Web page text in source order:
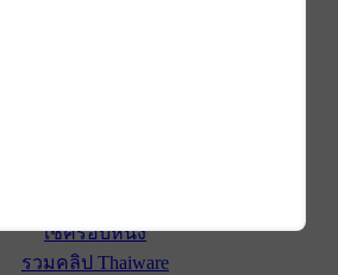
เช็ครอบหนัง
รวมคลิป Thaiware